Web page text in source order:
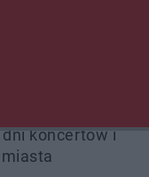
koncertów i